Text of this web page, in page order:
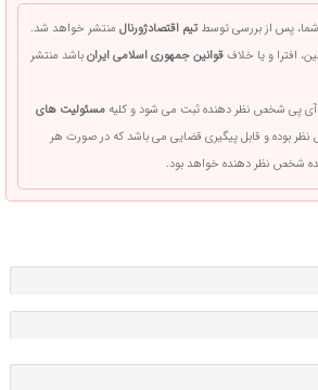
پس از بررسی توسطتیم اقتصادژورنالمنتشر خواهد شد.
افترا و یا خلافقوانین جمهوری اسلامی ایرانباشد منتشر
آی پی شخص نظر دهنده ثبت می شود و کلیهمسئولیت های
بوده و قابل پیگیری قضایی می باشد که در صورت هر
شخص نظر دهنده خواهد بود.